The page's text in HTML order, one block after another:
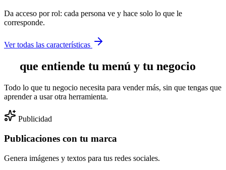
Da acceso por rol: cada persona ve y hace solo lo que le
corresponde.
Ver todas las características
que entiende tu menú y tu negocio
Todo lo que tu negocio necesita para vender más, sin que tengas que
aprender a usar otra herramienta.
Publicidad
Publicaciones con tu marca
Genera imágenes y textos para tus redes sociales.